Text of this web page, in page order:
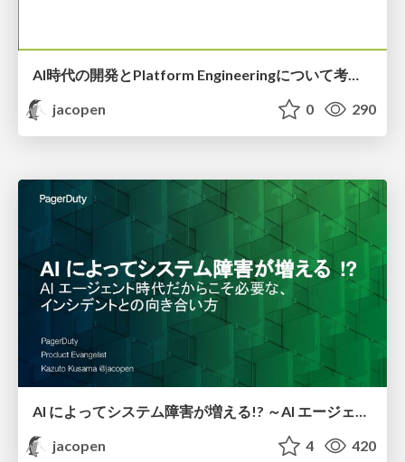
AI時代の開発とPlatform Engineeringについて考える
jacopen
0 290
jacopen
4 420